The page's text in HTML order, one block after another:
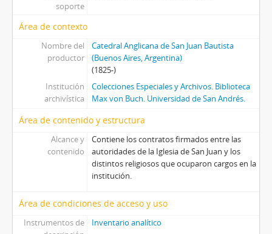
soporte
Área de contexto
Nombre del
productor
Catedral Anglicana de San Juan Bautista
(Buenos Aires, Argentina)
(1825-)
Institución
archivística
Colecciones Especiales y Archivos. Biblioteca
Max von Buch. Universidad de San Andrés.
Área de contenido y estructura
Alcance y
contenido
Contiene los contratos firmados entre las
autoridades de la Iglesia de San Juan y los
distintos religiosos que ocuparon cargos en la
institución.
Área de condiciones de acceso y uso
Instrumentos de
Inventario analítico